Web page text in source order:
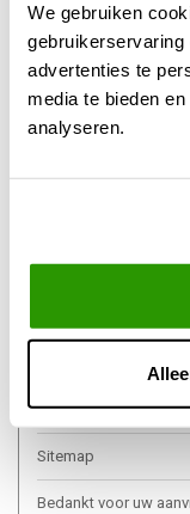
We gebruiken
advertenties te
media te bieden
analyseren.
Offerte aanvragen
Verzendkosten
Afhalen
Retourneren
Algemene
Privacy Policy
Sitemap
Bedankt voor uw